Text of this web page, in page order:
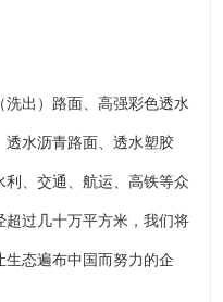
出）路面、高强彩色透水
水沥青路面、透水塑胶
、交通、航运、高铁等众
超过几十万平方米，我们将
态遍布中国而努力的企